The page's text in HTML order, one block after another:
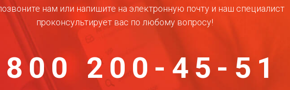
нам или напишите на электронную почту и наш специалист
проконсультирует вас по любому вопросу!
200-45-51